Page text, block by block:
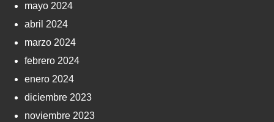
mayo 2024
abril 2024
marzo 2024
febrero 2024
enero 2024
diciembre 2023
noviembre 2023